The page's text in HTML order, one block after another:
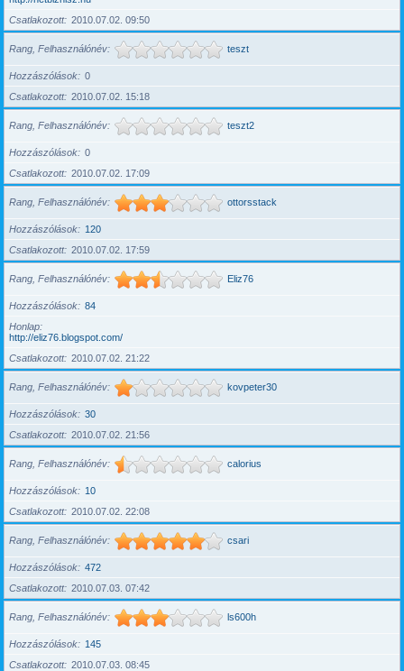
Csatlakozott
2010.07.02. 09:50
Rang, Felhasználónév teszt
Hozzászólások
0
Csatlakozott
2010.07.02. 15:18
Rang, Felhasználónév teszt2
Hozzászólások
0
Csatlakozott
2010.07.02. 17:09
Rang, Felhasználónév ottorsstack
Hozzászólások
120
Csatlakozott
2010.07.02. 17:59
Rang, Felhasználónév Eliz76
Hozzászólások
84
Honlap
http://eliz76.blogspot.com/
Csatlakozott
2010.07.02. 21:22
Rang, Felhasználónév kovpeter30
Hozzászólások
30
Csatlakozott
2010.07.02. 21:56
Rang, Felhasználónév calorius
Hozzászólások
10
Csatlakozott
2010.07.02. 22:08
Rang, Felhasználónév csari
Hozzászólások
472
Csatlakozott
2010.07.03. 07:42
Rang, Felhasználónév ls600h
Hozzászólások
145
Csatlakozott
2010.07.03. 08:45